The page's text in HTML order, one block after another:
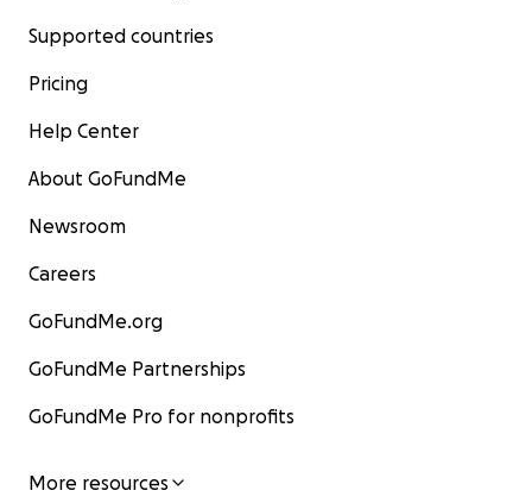
Supported countries
Pricing
Help Center
About GoFundMe
Newsroom
Careers
GoFundMe.org
GoFundMe Partnerships
GoFundMe Pro for nonprofits
More resources